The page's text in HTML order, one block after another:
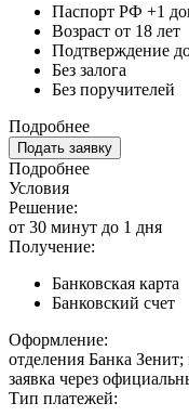
Паспорт РФ +1
Возраст от 18 лет
Подтверждение
Без залога
Без поручителей
Подробнее
Подать заявку
Подробнее
Условия
Решение:
от 30 минут до 1 дня
Получение:
Банковская карта
Банковский счет
Оформление:
отделения Банка
заявка через
Тип платежей: